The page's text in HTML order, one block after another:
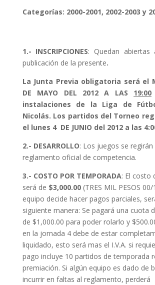
Categorías: 2000-2001, 2002-2003 y
1.- INSCRIPCIONES: Quedan
publicación de la presente.
La Junta Previa obligatoria será el
DE MAYO DEL 2012 A LAS 19:00
instalaciones de la Liga de
Nicolás. Los partidos del Torneo
el lunes 4 DE JUNIO del 2012 a las
2.- DESARROLLO: Los juegos se regirán
reglamento oficial de competencia.
3.- COSTO POR TEMPORADA: El costo
será de $3,000.00(TRES MIL PESOS
equipo decide hacer pagos parciales,
siguiente manera: Se pagará una cuota
de $1,000.00 para poder rolarlo y
en la jornada 4 debe de estar
liquidado, esto será mas el I.V.A. si
pago incluye 10 partidos de temporada
premiación. Si algún equipo es dado de
incurrir en faltas al reglamento, perderá